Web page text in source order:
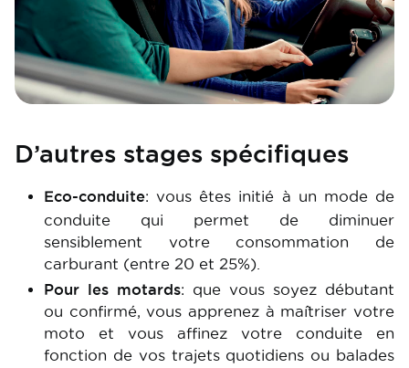
D’autres stages spécifiques
Eco-conduite: vous êtes initié à un mode de
conduite qui permet de diminuer
sensiblement votre consommation de
carburant (entre 20 et 25%).
Pour les motards: que vous soyez débutant
ou confirmé, vous apprenez à maîtriser votre
moto et vous affinez votre conduite en
fonction de vos trajets quotidiens ou balades